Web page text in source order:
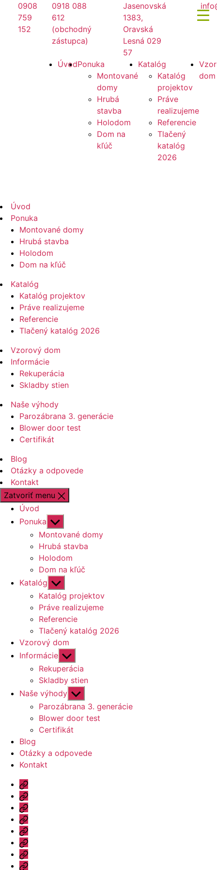
Preskočiť
obsah
0908
759
152
0918 088
612
(obchodný
zástupca)
Jasenovská
1383,
Oravská
Lesná 029
57
Mirano
ÚvodPonuka
Montované
domy
Hrubá
stavba
Holodom
Dom na
kľúč
Katalóg
Katalóg
projektov
Práve
realizujeme
Referencie
Tlačený
katalóg
2026
dom
Úvod
Ponuka
Montované domy
Hrubá stavba
Holodom
Dom na kľúč
Katalóg
Katalóg projektov
Práve realizujeme
Referencie
Tlačený katalóg 2026
Vzorový dom
Informácie
Rekuperácia
Skladby stien
Naše výhody
Parozábrana 3. generácie
Blower door test
Certifikát
Blog
Otázky a odpovede
Kontakt
Zatvoriť menu
Úvod
Ponuka Zobraziť
druhú
úroveň
navigácie
Montované domy
Hrubá stavba
Holodom
Dom na kľúč
Katalóg Zobraziť
druhú
úroveň
navigácie
Katalóg projektov
Práve realizujeme
Referencie
Tlačený katalóg 2026
Vzorový dom
Informácie Zobraziť
druhú
úroveň
navigácie
Rekuperácia
Skladby stien
Naše výhody Zobraziť
druhú
úroveň
navigácie
Parozábrana 3. generácie
Blower door test
Certifikát
Blog
Otázky a odpovede
Kontakt
Úvod
Ponuka
Katalóg
Vzorový
dom
Informácie
Naše
výhody
Blog
Otázky